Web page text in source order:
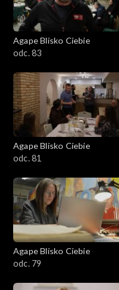
Agape Blisko Ciebie
odc. 83
Agape Blisko Ciebie
odc. 81
Agape Blisko Ciebie
odc. 79